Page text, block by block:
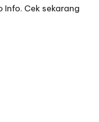
Info. Cek sekarang